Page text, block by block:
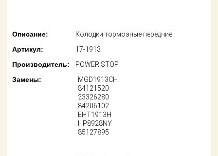
заказ
Оплата
Описание:
Колодки тормозные передние
Артикул:
17-1913
Производитель:
POWER STOP
Замены:
MGD1913CH
84121520
23326280
84206102
EHT1913H
HP8928NY
85127895